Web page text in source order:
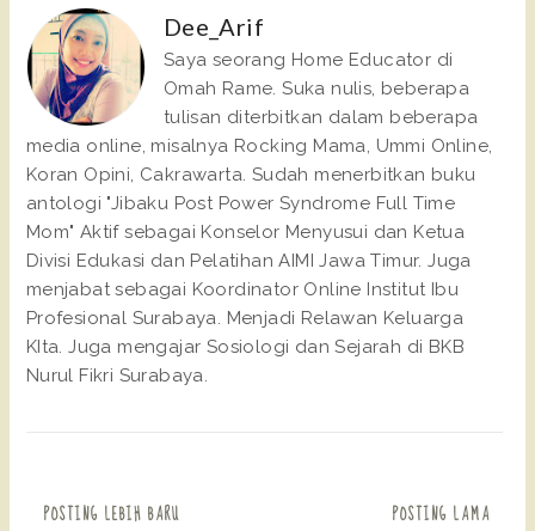
Dee_Arif
Saya seorang Home Educator di
Omah Rame. Suka nulis, beberapa
tulisan diterbitkan dalam beberapa
media online, misalnya Rocking Mama, Ummi Online,
Koran Opini, Cakrawarta. Sudah menerbitkan buku
antologi "Jibaku Post Power Syndrome Full Time
Mom" Aktif sebagai Konselor Menyusui dan Ketua
Divisi Edukasi dan Pelatihan AIMI Jawa Timur. Juga
menjabat sebagai Koordinator Online Institut Ibu
Profesional Surabaya. Menjadi Relawan Keluarga
KIta. Juga mengajar Sosiologi dan Sejarah di BKB
Nurul Fikri Surabaya.
POSTING LEBIH BARU POSTING LAMA